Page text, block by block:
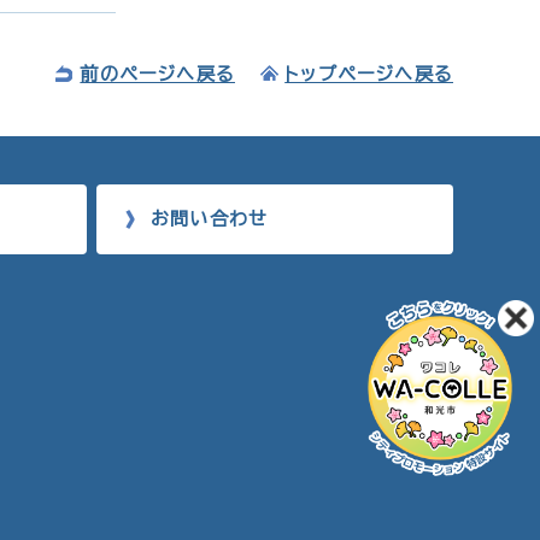
前のページへ戻る トップページへ戻る
お問い合わせ